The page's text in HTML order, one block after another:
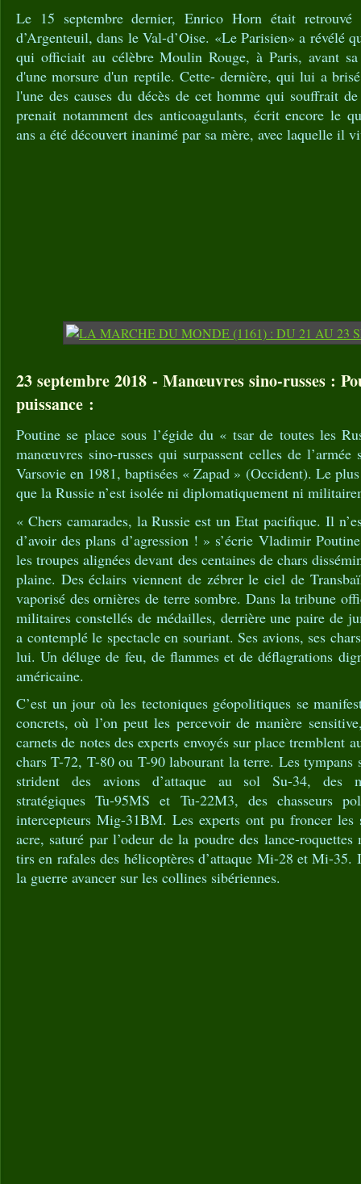
Le 15 septembre dernier, Enrico Horn était
d’Argenteuil, dans le Val-d’Oise. «Le Parisien» a révélé
qui officiait au célèbre Moulin Rouge, à Paris, avant
d'une morsure d'un reptile. Cette- dernière, qui lui a
l'une des causes du décès de cet homme qui souffrait
prenait notamment des anticoagulants, écrit encore le
ans a été découvert inanimé par sa mère, avec laquelle il
23 septembre 2018 - Manœuvres sino-russes :
puissance :
Poutine se place sous l’égide du « tsar de toutes les
manœuvres sino-russes qui surpassent celles de
Varsovie en 1981, baptisées « Zapad » (Occident). Le
que la Russie n’est isolée ni diplomatiquement ni
« Chers camarades, la Russie est un Etat pacifique. Il
d’avoir des plans d’agression ! » s’écrie Vladimir
les troupes alignées devant des centaines de chars
plaine. Des éclairs viennent de zébrer le ciel de
vaporisé des ornières de terre sombre. Dans la tribune
militaires constellés de médailles, derrière une paire de
a contemplé le spectacle en souriant. Ses avions, ses
lui. Un déluge de feu, de flammes et de déflagrations
américaine.
C’est un jour où les tectoniques géopolitiques se
concrets, où l’on peut les percevoir de manière
carnets de notes des experts envoyés sur place tremblent
chars T-72, T-80 ou T-90 labourant la terre. Les tympans
strident des avions d’attaque au sol Su-34, des
stratégiques Tu-95MS et Tu-22M3, des chasseurs
intercepteurs Mig-31BM. Les experts ont pu froncer
acre, saturé par l’odeur de la poudre des lance-
tirs en rafales des hélicoptères d’attaque Mi-28 et Mi-35.
la guerre avancer sur les collines sibériennes.